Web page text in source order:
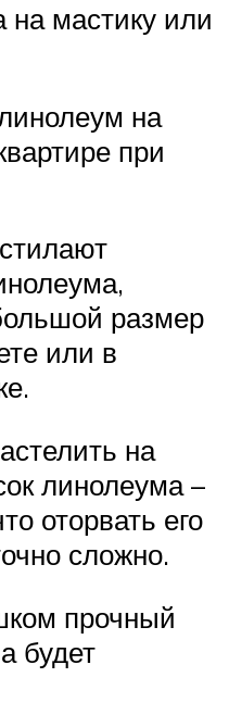
на мастику или
на
при
размер
или в
на
линолеума –
оторвать его
сложно.
прочный
будет